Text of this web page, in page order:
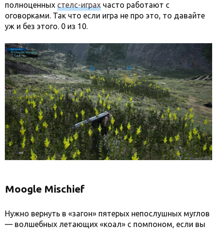
полноценных стелс-играх часто работают с
оговорками. Так что если игра не про это, то давайте
уж и без этого. 0 из 10.
Moogle Mischief
Нужно вернуть в «загон» пятерых непослушных муглов
— волшебных летающих «коал» с помпоном, если вы